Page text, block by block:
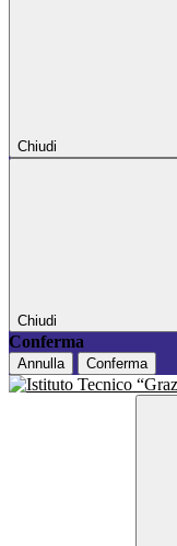
Chiudi
Chiudi
Conferma
Annulla Conferma